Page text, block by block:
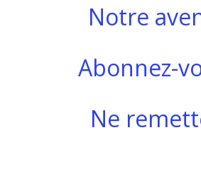
Notre
Abonnez-
Ne